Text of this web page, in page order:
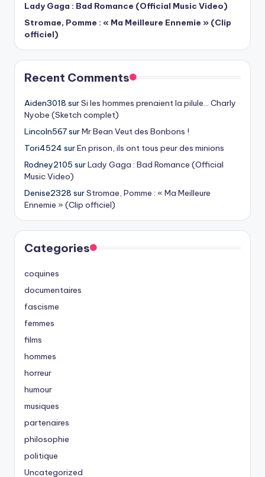
Lady Gaga : Bad Romance (Official Music Video)
Stromae, Pomme : « Ma Meilleure Ennemie » (Clip
officiel)
Recent Comments
Aiden3018 surSi les hommes prenaient la pilule… Charly
Nyobe (Sketch complet)
Lincoln567surMr Bean Veut des Bonbons !
Tori4524 surEn prison, ils ont tous peur des minions
Rodney2105 surLady Gaga : Bad Romance (Official
Music Video)
Denise2328 surStromae, Pomme : « Ma Meilleure
Ennemie » (Clip officiel)
Categories
coquines
documentaires
fascisme
femmes
films
hommes
horreur
humour
musiques
partenaires
philosophie
politique
Uncategorized